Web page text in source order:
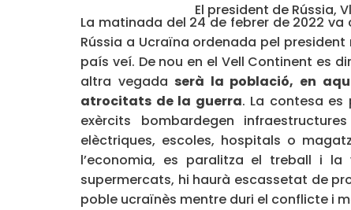
El president de Rússia,
La matinada del 24 de febrer de 2022
Rússia a Ucraïna ordenada pel
país veí. De nou en el Vell Continent es
altra vegada serà la població, en
atrocitats de la guerra. La contesa
exèrcits bombardegen
elèctriques, escoles, hospitals o
l’economia, es paralitza el treball i
supermercats, hi haurà escassetat de
poble ucraïnès mentre duri el conflicte i